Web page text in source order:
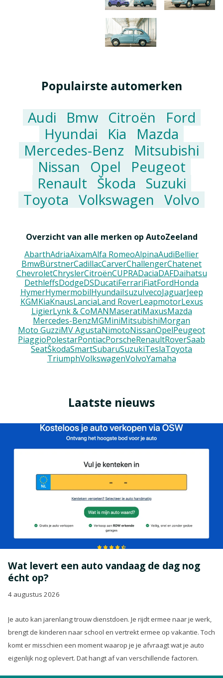
Populairste automerken
Audi Bmw Citroën
Ford
Hyundai
Kia
Mazda
Mercedes-Benz
Mitsubishi
Nissan
Opel
Peugeot
Renault Škoda
Suzuki
Toyota Volkswagen Volvo
Overzicht van alle merken op AutoZeeland
AbarthAdriaAixamAlfa RomeoAlpinaAudiBellier
BmwBürstnerCadillacCarverChallengerChatenet
ChevroletChryslerCitroënCUPRADaciaDAFDaihatsu
DethleffsDodgeDSDucatiFerrariFiatFordHonda
HymerHymermobilHyundaiIsuzuIvecoJaguarJeep
KGMKiaKnausLanciaLand RoverLeapmotorLexus
LigierLynk & CoMANMaseratiMaxusMazda
Mercedes-BenzMGMiniMitsubishiMorgan
Moto GuzziMV AgustaNimotoNissanOpelPeugeot
PiaggioPolestarPontiacPorscheRenaultRoverSaab
SeatŠkodaSmartSubaruSuzukiTeslaToyota
TriumphVolkswagenVolvoYamaha
Laatste nieuws
Wat levert een auto vandaag de dag nog
écht op?
4 augustus 2026
Je auto kan jarenlang trouw dienstdoen. Je rijdt ermee naar je werk,
brengt de kinderen naar school en vertrekt ermee op vakantie. Toch
komt er misschien een moment waarop je je afvraagt wat je auto
eigenlijk nog oplevert. Dat hangt af van verschillende factoren.